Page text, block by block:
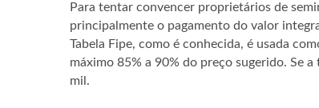
Para tentar convencer proprietários de
principalmente o pagamento do valor
Tabela Fipe, como é conhecida, é usada
máximo 85% a 90% do preço sugerido. Se
mil.